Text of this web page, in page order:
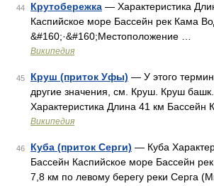
44 Крутобережка — Характеристика
Каспийское море Бассейн рек Кама
&#160;·&#160;Местоположение …
Википедия
45 Круш (приток Уфы) — У этого
другие значения, см. Круш. Круш
Характеристика Длина 41 км Бассейн
Википедия
46 Куба (приток Серги) — Куба
Бассейн Каспийское море Бассейн
7,8 км по левому берегу реки Серга